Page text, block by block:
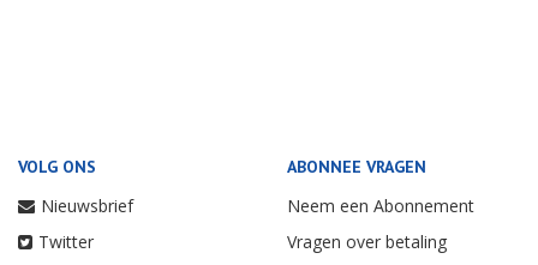
VOLG ONS
Nieuwsbrief
Twitter
ABONNEE VRAGEN
Neem een Abonnement
Vragen over betaling